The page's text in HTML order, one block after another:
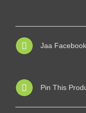
Jaa
Pin This